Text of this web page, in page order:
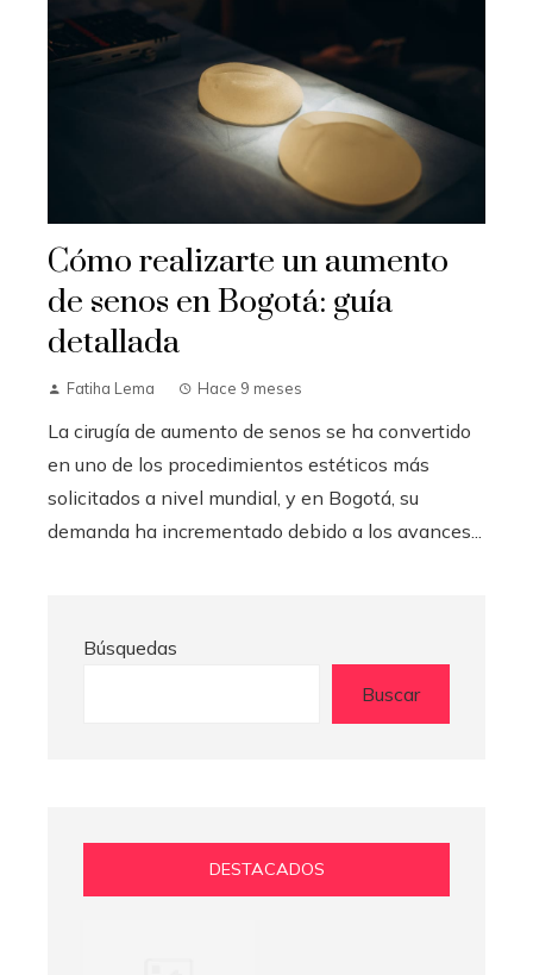
Cómo realizarte un aumento
de senos en Bogotá: guía
detallada
Fatiha Lema Hace 9 meses
La cirugía de aumento de senos se ha convertido
en uno de los procedimientos estéticos más
solicitados a nivel mundial, y en Bogotá, su
demanda ha incrementado debido a los avances...
Búsquedas
Buscar
DESTACADOS